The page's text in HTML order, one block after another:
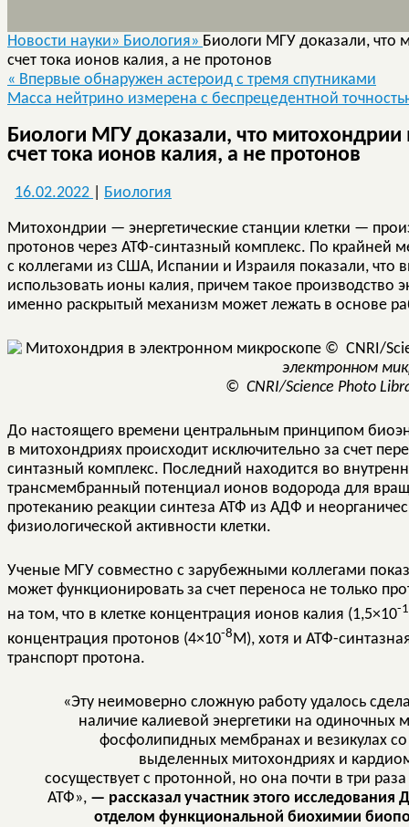
Новости науки» Биология» Биологи МГУ доказали, что
счет тока ионов калия, а не протонов
« Впервые обнаружен астероид с тремя спутниками
Масса нейтрино измерена с беспрецедентной
Биологи МГУ доказали, что митохондрии
счет тока ионов калия, а не протонов
16.02.2022 Биология
Митохондрии — энергетические станции клетки —
протонов через АТФ-синтазный комплекс. По крайней
с коллегами из США, Испании и Израиля показали, что
использовать ионы калия, причем такое производство
именно раскрытый механизм может лежать в основе
электронном
© CNRI/Science Photo
До настоящего времени центральным принципом
в митохондриях происходит исключительно за счет
синтазный комплекс. Последний находится во
трансмембранный потенциал ионов водорода для
протеканию реакции синтеза АТФ из АДФ и
физиологической активности клетки.
Ученые МГУ совместно с зарубежными коллегами
может функционировать за счет переноса не только
на том, что в клетке концентрация ионов калия (1,5×10-1
концентрация протонов (4×10-8М), хотя и АТФ-
транспорт протона.
«Эту неимоверно сложную работу удалось
наличие калиевой энергетики на одиночных
фосфолипидных мембранах и везикулах
выделенных митохондриях и
сосуществует с протонной, но она почти в три
АТФ», — рассказал участник этого
отделом функциональной биохимии